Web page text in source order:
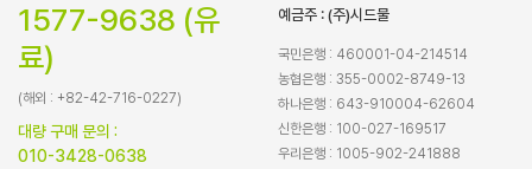
1577-9638 (유
료)
(해외 : +82-42-716-0227)
대량 구매 문의 :
010-3428-0638
예금주 : (주)시드물
국민은행 : 460001-04-214514
농협은행 : 355-0002-8749-13
하나은행 : 643-910004-62604
신한은행 : 100-027-169517
우리은행 : 1005-902-241888